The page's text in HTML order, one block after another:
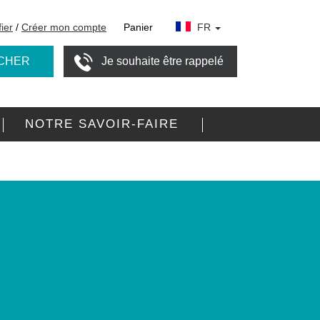
/ Créer mon compte Panier FR
Je souhaite être rappelé
NOTRE SAVOIR-FAIRE